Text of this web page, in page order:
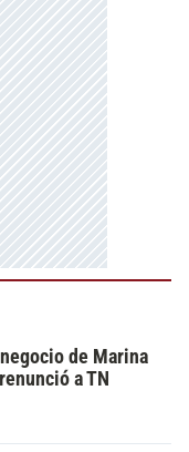
de Marina
a TN